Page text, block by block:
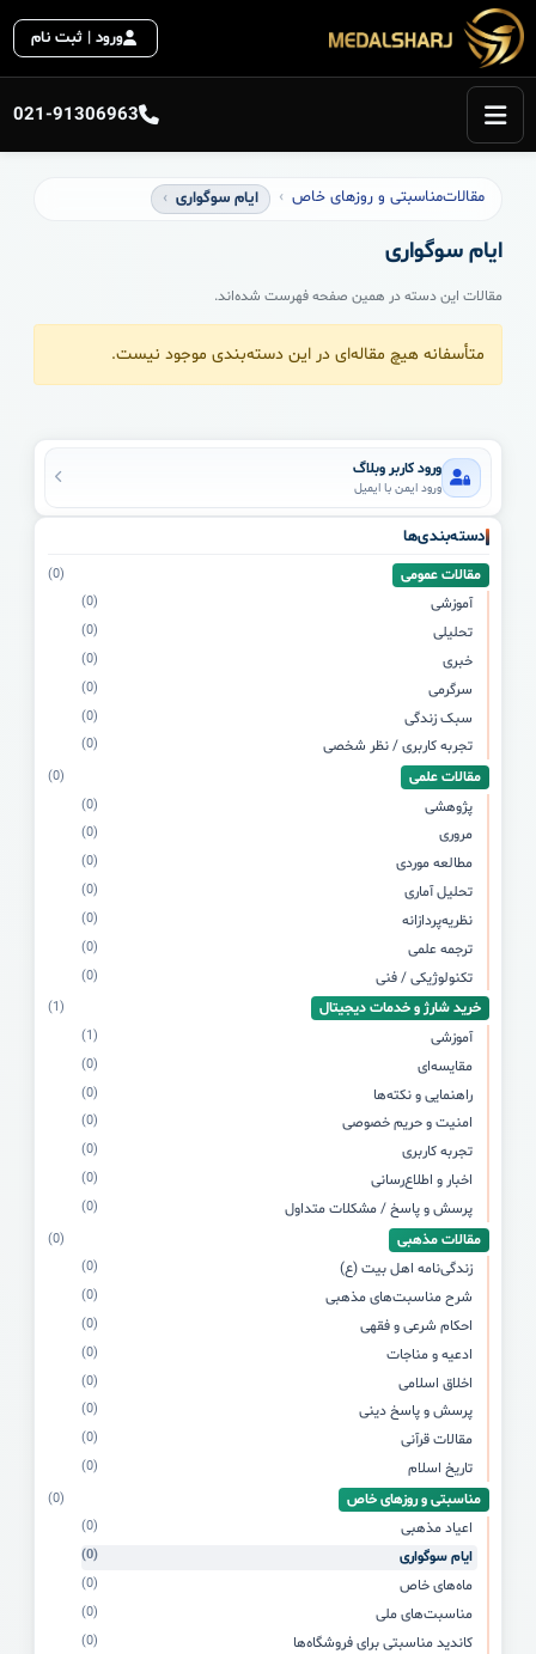
ورود | ثبت نام
021-91306963
مقالاتمناسبتی و روزهای خاص ایام سوگواری
ورود کاربر وبلاگ
ورود ایمن با ایمیل
دسته‌بندی‌ها
مقالات عمومی (0)
آموزشی (0)
تحلیلی (0)
خبری (0)
سرگرمی (0)
سبک زندگی (0)
تجربه کاربری / نظر شخصی (0)
مقالات علمی (0)
پژوهشی (0)
مروری (0)
مطالعه موردی (0)
تحلیل آماری (0)
نظریه‌پردازانه (0)
ترجمه علمی (0)
تکنولوژیکی / فنی (0)
خرید شارژ و خدمات دیجیتال (1)
آموزشی (1)
مقایسه‌ای (0)
راهنمایی و نکته‌ها (0)
امنیت و حریم خصوصی (0)
تجربه کاربری (0)
اخبار و اطلاع‌رسانی (0)
پرسش و پاسخ / مشکلات متداول (0)
مقالات مذهبی (0)
زندگی‌نامه اهل بیت (ع) (0)
شرح مناسبت‌های مذهبی (0)
احکام شرعی و فقهی (0)
ادعیه و مناجات (0)
اخلاق اسلامی (0)
پرسش و پاسخ دینی (0)
مقالات قرآنی (0)
تاریخ اسلام (0)
مناسبتی و روزهای خاص (0)
اعیاد مذهبی (0)
ایام سوگواری (0)
ماه‌های خاص (0)
مناسبت‌های ملی (0)
کاندید مناسبتی برای فروشگاه‌ها (0)
ایام سوگواری
مقالات این دسته در همین صفحه فهرست شده‌اند.
متأسفانه هیچ مقاله‌ای در این دسته‌بندی موجود نیست.